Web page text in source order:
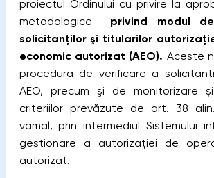
proiectul Ordinului cu privire la
metodologice privind modul
solicitanţilor şi titularilor
economic autorizat (AEO). Aceste
procedura de verificare a
AEO, precum şi de monitorizare
criteriilor prevăzute de art. 38
vamal, prin intermediul Sistemului
gestionare a autorizaţiei de
autorizat.